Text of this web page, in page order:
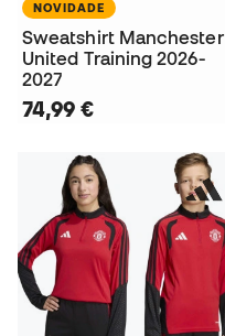
NOVIDADE
Sweatshirt Manchester
United Training 2026-
2027
74,99 €